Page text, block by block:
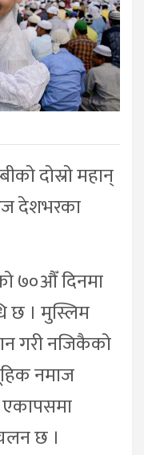
दोस्रो महान्
देशभरका
७०औँ दिनमा
छ । मुस्लिम
गरी नजिकैको
नमाज
छ ।